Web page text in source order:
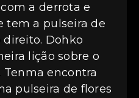
a derrota e
tem a pulseira de
direito. Dohko
lição sobre o
Tenma encontra
pulseira de flores